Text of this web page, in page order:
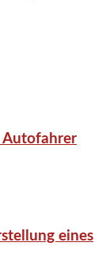
Autofahrer
eines